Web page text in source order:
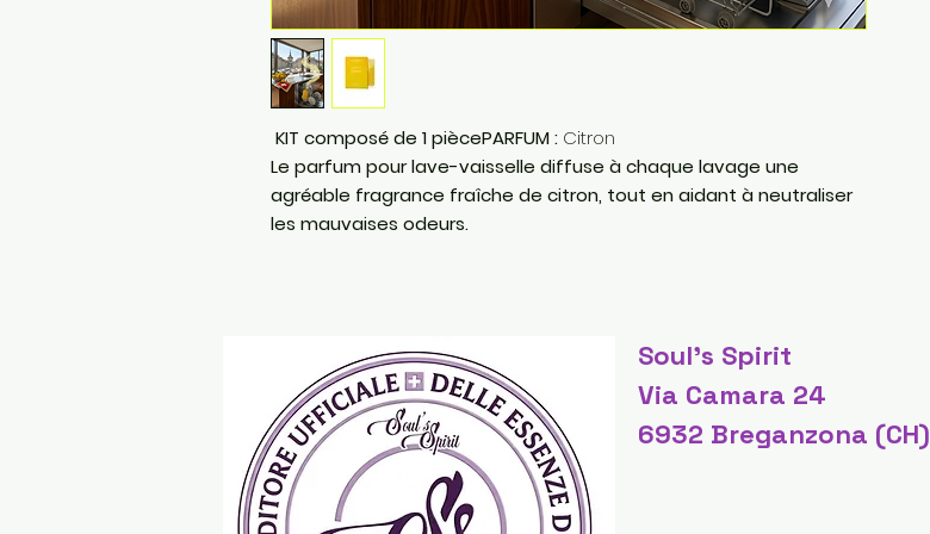
KIT composé de 1 piècePARFUM : Citron
Le parfum pour lave-vaisselle diffuse à chaque lavage une
agréable fragrance fraîche de citron, tout en aidant à neutraliser
les mauvaises odeurs.
Soul's Spirit
Via Camara 24
6932 Breganzona (CH)